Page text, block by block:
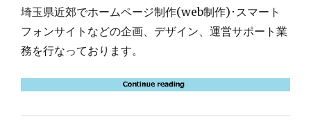
埼玉県近郊でホームページ制作(web制作)･スマート
フォンサイトなどの企画、デザイン、運営サポート業
務を行なっております。